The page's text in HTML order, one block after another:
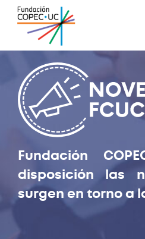
Fundación
disposición las
surgen en torno a